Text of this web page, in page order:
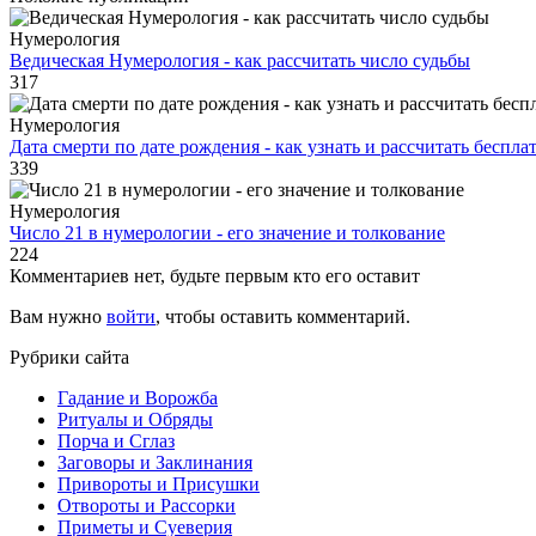
Нумерология
Ведическая Нумерология - как рассчитать число судьбы
317
Нумерология
Дата смерти по дате рождения - как узнать и рассчитать
339
Нумерология
Число 21 в нумерологии - его значение и толкование
224
Комментариев нет, будьте первым кто его оставит
Вам нужно войти, чтобы оставить комментарий.
Рубрики сайта
Гадание и Ворожба
Ритуалы и Обряды
Порча и Сглаз
Заговоры и Заклинания
Привороты и Присушки
Отвороты и Рассорки
Приметы и Суеверия